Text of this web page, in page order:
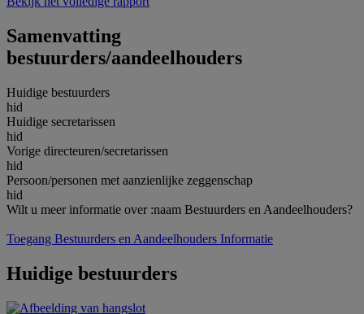
Samenvatting
bestuurders/aandeelhouders
Huidige bestuurders
hid
Huidige secretarissen
hid
Vorige directeuren/secretarissen
hid
Persoon/personen met aanzienlijke zeggenschap
hid
Wilt u meer informatie over :naam Bestuurders en Aandeelhouders?
Toegang Bestuurders en Aandeelhouders Informatie
Huidige bestuurders